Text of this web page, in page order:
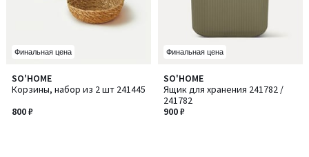
Финальная цена
SO'HOME
Корзины, набор из 2 шт 241445
800 ₽
Финальная цена
SO'HOME
Ящик для хранения 241782 /
241782
900 ₽